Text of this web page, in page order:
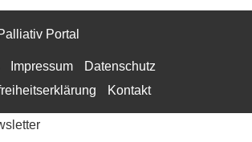
Portal
Impressum
Datenschutz
Kontakt